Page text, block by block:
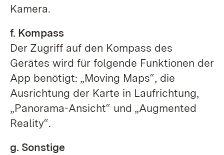
Kamera.
f. Kompass
Der Zugriff auf den Kompass des
Gerätes wird für folgende Funktionen der
App benötigt: „Moving Maps“, die
Ausrichtung der Karte in Laufrichtung,
„Panorama-Ansicht“ und „Augmented
Reality“.
g. Sonstige